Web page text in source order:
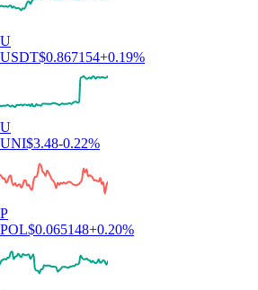
U
USDT$0.867154+0.19%
U
UNI$3.48-0.22%
P
POL$0.065148+0.20%